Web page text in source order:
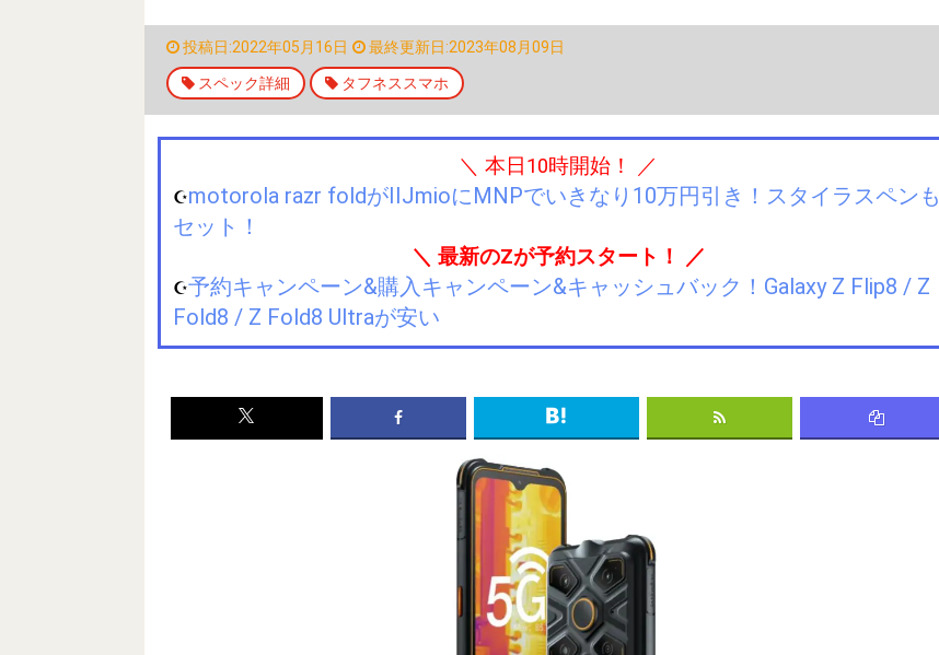
投稿日:2022年05月16日 最終更新日:2023年08月09日
スペック詳細 タフネススマホ
＼ 本日10時開始！ ／
☪️motorola razr foldがIIJmioにMNPでいきなり10万円引き！スタイラスペンも
セット！
＼ 最新のZが予約スタート！ ／
☪️予約キャンペーン&購入キャンペーン&キャッシュバック！Galaxy Z Flip8 / Z
Fold8 / Z Fold8 Ultraが安い